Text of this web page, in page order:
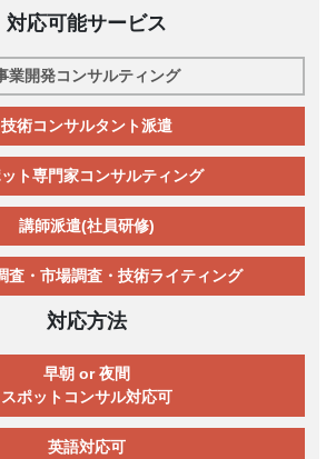
対応可能サービス
業開発コンサルティング
技術コンサルタント派遣
ト専門家コンサルティング
講師派遣(社員研修)
査・市場調査・技術ライティング
対応方法
早朝 or 夜間
スポットコンサル対応可
英語対応可